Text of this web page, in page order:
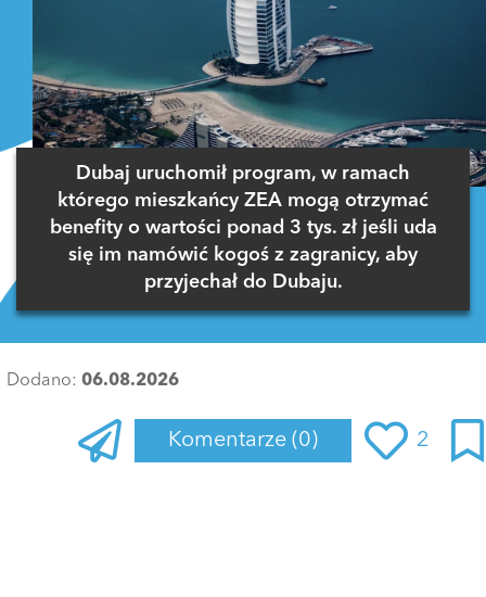
Dubaj uruchomił program, w ramach
którego mieszkańcy ZEA mogą otrzymać
benefity o wartości ponad 3 tys. zł jeśli uda
się im namówić kogoś z zagranicy, aby
przyjechał do Dubaju.
Dodano: 06.08.2026
Komentarze (0) 2